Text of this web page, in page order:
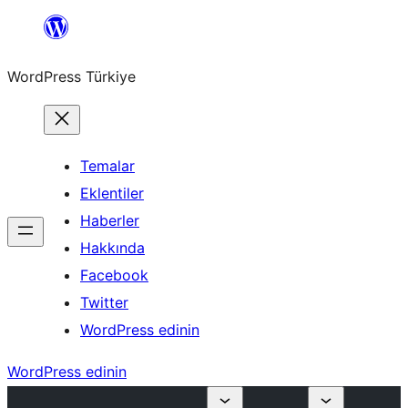
İçeriğe
WordPress Türkiye
Temalar
Eklentiler
Haberler
Hakkında
Facebook
Twitter
WordPress edinin
WordPress edinin